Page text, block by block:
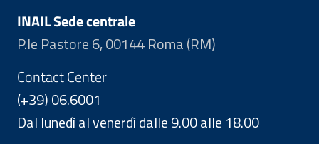
INAIL Sede centrale
P.le Pastore 6, 00144 Roma (RM)
Contact Center
(+39) 06.6001
Dal lunedì al venerdì dalle 9.00 alle 18.00